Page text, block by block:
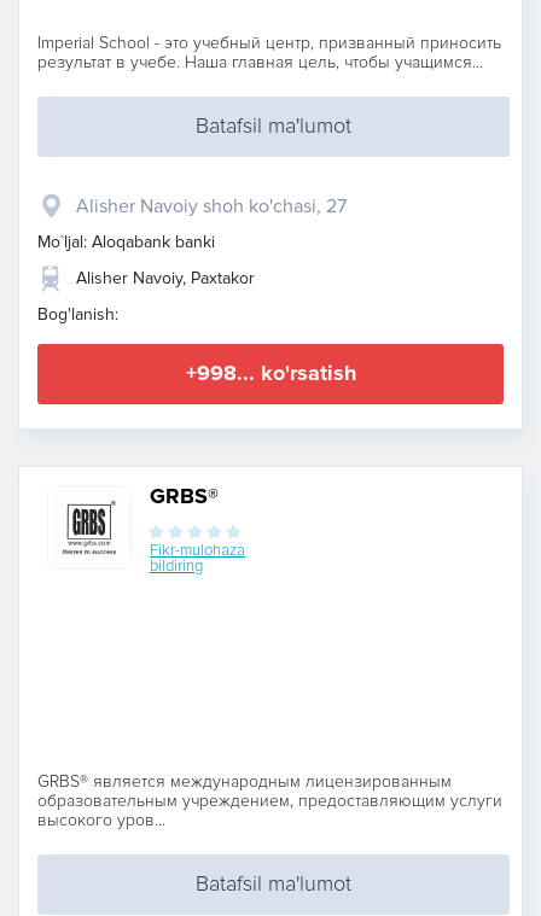
Imperial School - это учебный центр, призванный приносить
результат в учебе. Наша главная цель, чтобы учащимся...
Batafsil ma'lumot
Alisher Navoiy shoh ko'chasi, 27
Mo`ljal: Aloqabank banki
Alisher Navoiy, Paxtakor
Bog'lanish:
+998... ko'rsatish
GRBS®
Fikr-mulohaza
bildiring
GRBS® является международным лицензированным
образовательным учреждением, предоставляющим услуги
высокого уров...
Batafsil ma'lumot